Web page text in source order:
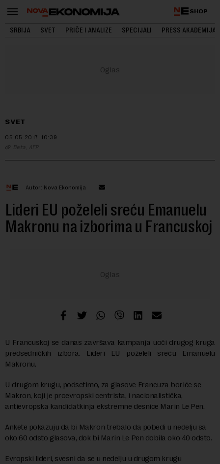
SHOP
SRBIJA SVET PRIČE I ANALIZE SPECIJALI PRESS AKADEMIJA
SVET
05.05.2017. 10:39
Beta, AFP
Autor: Nova Ekonomija
Lideri EU poželeli sreću Emanuelu
Makronu na izborima u Francuskoj
U Francuskoj se danas završava kampanja uoči drugog kruga
predsedničkih izbora. Lideri EU poželeli sreću Emanuelu
Makronu.
U drugom krugu, podsetimo, za glasove Francuza boriće se
Makron, koji je proevropski centrista, i nacionalistička,
antievropska kandidatkinja ekstremne desnice Marin Le Pen.
Ankete pokazuju da bi Makron trebalo da pobedi u nedelju sa
oko 60 odsto glasova, dok bi Marin Le Pen dobila oko 40 odsto.
Evropski lideri, svesni da se u nedelju u drugom krugu